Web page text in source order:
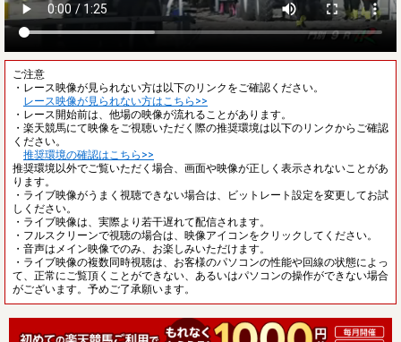
ご注意
・レース映像が見られない方は以下のリンクをご確認ください。
レース映像が見られない方はこちら>>
・レース開始前は、他場の映像が流れることがあります。
・楽天競馬にて映像をご視聴いただく際の推奨環境は以下のリンクからご確認
ください。
推奨環境の確認はこちら>>
推奨環境以外でご覧いただく場合、画面や映像が正しく表示されないことがあ
ります。
・ライブ映像がうまく視聴できない場合は、ビットレート設定を変更してお試
しください。
・ライブ映像は、実際より若干遅れて配信されます。
・フルスクリーンで視聴の場合は、映像アイコンをクリックしてください。
・音声はメイン映像でのみ、お楽しみいただけます。
・ライブ映像の複数同時視聴は、お客様のパソコンの性能や回線の状態によっ
て、正常にご覧頂くことができない、あるいはパソコンの操作ができない場合
がございます。予めご了承願います。